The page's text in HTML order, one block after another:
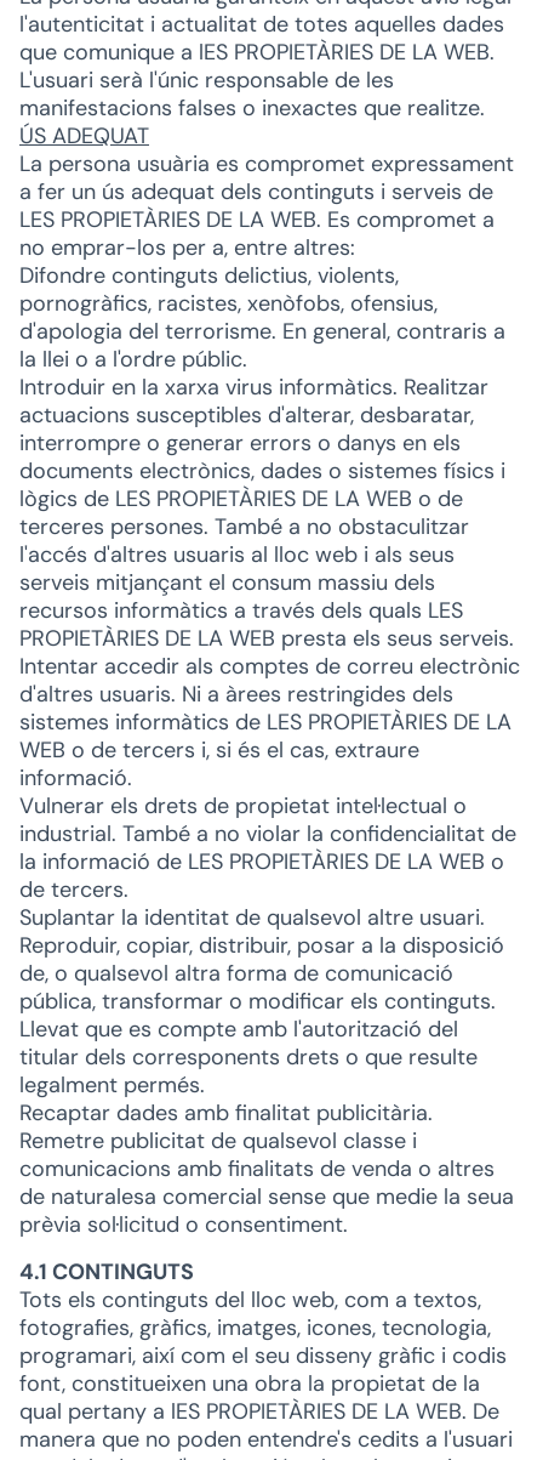
l'autenticitat i actualitat de totes aquelles dades
que comunique a lES PROPIETÀRIES DE LA WEB.
L'usuari serà l'únic responsable de les
manifestacions falses o inexactes que realitze.
ÚS ADEQUAT
La persona usuària es compromet expressament
a fer un ús adequat dels continguts i serveis de
LES PROPIETÀRIES DE LA WEB. Es compromet a
no emprar-los per a, entre altres:
Difondre continguts delictius, violents,
pornogràfics, racistes, xenòfobs, ofensius,
d'apologia del terrorisme. En general, contraris a
la llei o a l'ordre públic.
Introduir en la xarxa virus informàtics. Realitzar
actuacions susceptibles d'alterar, desbaratar,
interrompre o generar errors o danys en els
documents electrònics, dades o sistemes físics i
lògics de LES PROPIETÀRIES DE LA WEB o de
terceres persones. També a no obstaculitzar
l'accés d'altres usuaris al lloc web i als seus
serveis mitjançant el consum massiu dels
recursos informàtics a través dels quals LES
PROPIETÀRIES DE LA WEB presta els seus serveis.
Intentar accedir als comptes de correu electrònic
d'altres usuaris. Ni a àrees restringides dels
sistemes informàtics de LES PROPIETÀRIES DE LA
WEB o de tercers i, si és el cas, extraure
informació.
Vulnerar els drets de propietat intel·lectual o
industrial. També a no violar la confidencialitat de
la informació de LES PROPIETÀRIES DE LA WEB o
de tercers.
Suplantar la identitat de qualsevol altre usuari.
Reproduir, copiar, distribuir, posar a la disposició
de, o qualsevol altra forma de comunicació
pública, transformar o modificar els continguts.
Llevat que es compte amb l'autorització del
titular dels corresponents drets o que resulte
legalment permés.
Recaptar dades amb finalitat publicitària.
Remetre publicitat de qualsevol classe i
comunicacions amb finalitats de venda o altres
de naturalesa comercial sense que medie la seua
prèvia sol·licitud o consentiment.
4.1 CONTINGUTS
Tots els continguts del lloc web, com a textos,
fotografies, gràfics, imatges, icones, tecnologia,
programari, així com el seu disseny gràfic i codis
font, constitueixen una obra la propietat de la
qual pertany a lES PROPIETÀRIES DE LA WEB. De
manera que no poden entendre's cedits a l'usuari